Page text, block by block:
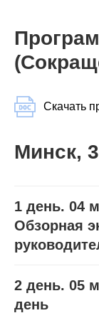
Скачать
Минск,
1 день. 04
Обзорная
2 день. 05
день